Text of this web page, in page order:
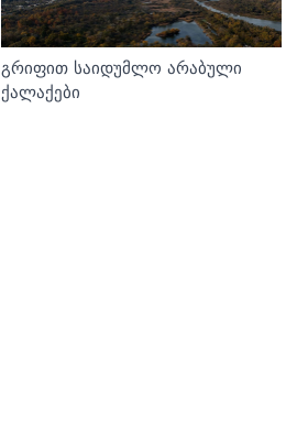
გრიფით საიდუმლო არაბული
ქალაქები